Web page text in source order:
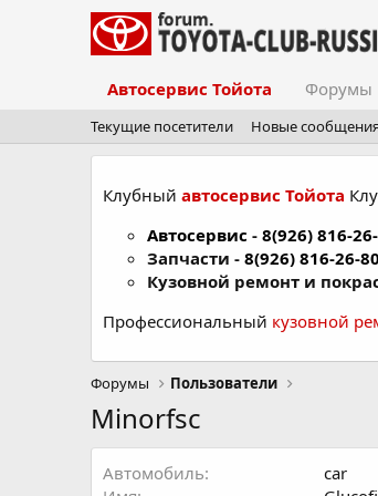
Автосервис Тойота Форумы
Текущие посетители Новые
Клубный автосервис Тойота
Автосервис - 8(926) 816-
Запчасти - 8(926) 816-26-80
Кузовной ремонт и
Профессиональный кузовной
Форумы Пользователи
Minorfsc
Автомобиль
car